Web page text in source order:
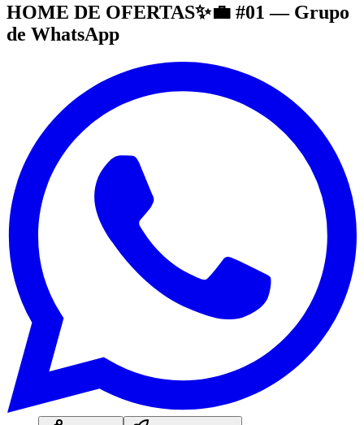
HOME DE OFERTAS✨💼 #01 — Grupo
de WhatsApp